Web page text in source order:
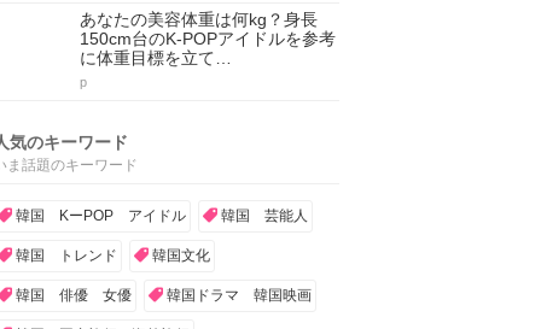
あなたの美容体重は何kg？身長
150cm台のK-POPアイドルを参考
に体重目標を立て…
p
気のキーワード
ま話題のキーワード
韓国 KーPOP アイドル 韓国 芸能人
韓国 トレンド 韓国文化
韓国 俳優 女優 韓国ドラマ 韓国映画